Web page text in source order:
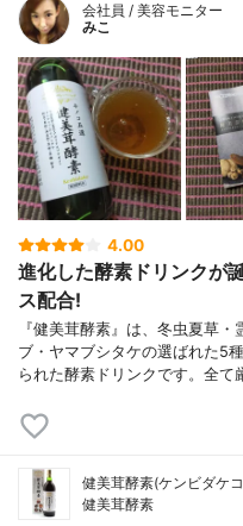
会社員 / 美容モニター
みこ
4.00
進化した酵素ドリンクが
ス配合!
『健美茸酵素』は、冬虫夏草
ブ・ヤマブシタケの選ばれた5
られた酵素ドリンクです。全て
健美茸酵素(ケンビダケ
健美茸酵素